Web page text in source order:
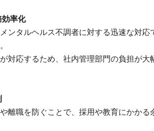
率化
ンタルヘルス不調者に対する迅速な対応
対応するため、社内管理部門の負担が大
離職を防ぐことで、採用や教育にかかる